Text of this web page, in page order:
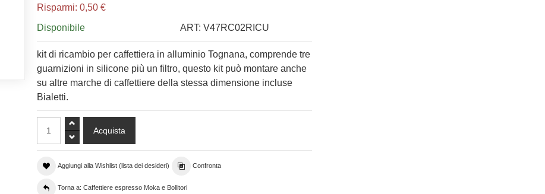
Risparmi: 0,50 €
Disponibile
ART:V47RC02RICU
kit di ricambio per caffettiera in alluminio Tognana, comprende tre
guarnizioni in silicone più un filtro, questo kit può montare anche
su altre marche di caffettiere della stessa dimensione incluse
Bialetti.
Aggiungi alla Wishlist (lista dei desideri) Confronta
Torna a: Caffettiere espresso Moka e Bollitori